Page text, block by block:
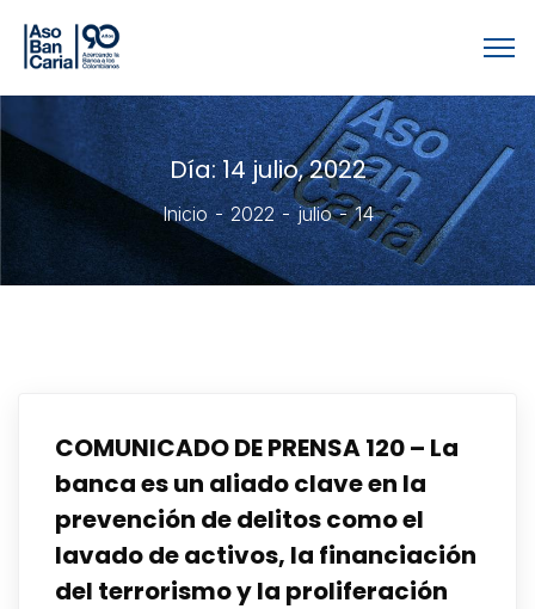
Día:14 julio, 2022
Inicio 2022 julio 14
COMUNICADO DE PRENSA 120 – La
banca es un aliado clave en la
prevención de delitos como el
lavado de activos, la financiación
del terrorismo y la proliferación